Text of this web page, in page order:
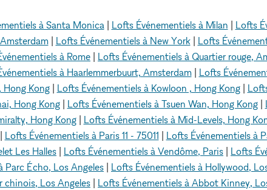
à Santa Monica| Lofts Événementiels à Milan Lofts
| Lofts Événementiels à New York| Lofts
à Rome Lofts Événementiels à Quartier rouge,
à Haarlemmerbuurt, Amsterdam| Lofts
Hong Kong| Lofts Événementiels à Kowloon , Hong Kong|
Hong Kong| Lofts Événementiels à Tsuen Wan, Hong Kong|
Hong Kong| Lofts Événementiels à Mid-Levels, Hong
Lofts Événementiels à Paris 11 - 75011 Lofts Événementiels à
Les Halles Lofts Événementiels à Vendôme, Paris
Lofts
Parc Écho, Los Angeles Lofts Événementiels à Hollywood,
chinois, Los Angeles Lofts Événementiels à Abbot Kinney,